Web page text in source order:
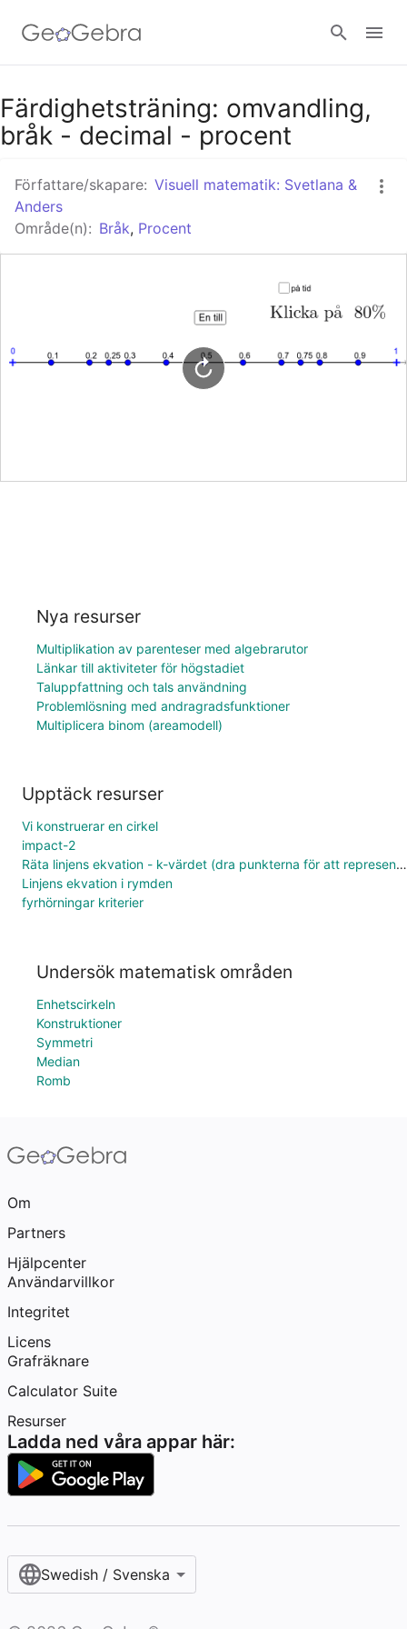
Google Classroom - Interaktiva lektioner
Logga in
Färdighetsträning: omvandling,
bråk - decimal - procent
Författare/skapare: Visuell matematik: Svetlana &
Anders
Område(n): Bråk, Procent
Nya resurser
Multiplikation av parenteser med algebrarutor
Länkar till aktiviteter för högstadiet
Taluppfattning och tals användning
Problemlösning med andragradsfunktioner
Multiplicera binom (areamodell)
Upptäck resurser
Vi konstruerar en cirkel
impact-2
Räta linjens ekvation - k-värdet (dra punkterna för att representera y = kx + m)
Linjens ekvation i rymden
fyrhörningar kriterier
Undersök matematisk områden
Enhetscirkeln
Konstruktioner
Symmetri
Median
Romb
Om
Partners
Hjälpcenter
Användarvillkor
Integritet
Licens
Grafräknare
Calculator Suite
Resurser
Ladda ned våra appar här:
Swedish / Svenska‎